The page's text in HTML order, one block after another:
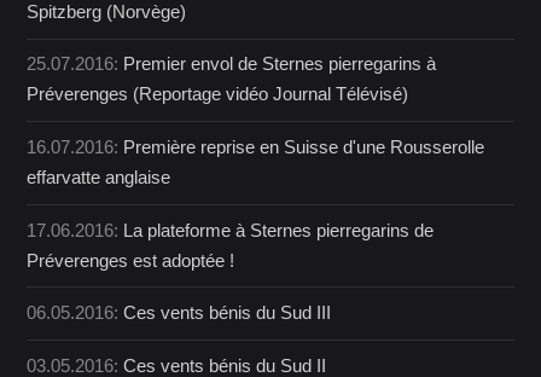
Spitzberg (Norvège)
25.07.2016: Premier envol de Sternes pierregarins à
Préverenges (Reportage vidéo Journal Télévisé)
16.07.2016: Première reprise en Suisse d'une Rousserolle
effarvatte anglaise
17.06.2016: La plateforme à Sternes pierregarins de
Préverenges est adoptée !
06.05.2016:Ces vents bénis du Sud III
03.05.2016:Ces vents bénis du Sud II